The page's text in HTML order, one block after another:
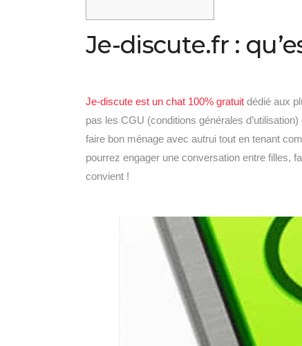
Je-discute.fr :
Je-discute est un chat 100% gratuit dédié aux
pas les CGU (conditions générales
faire bon ménage avec autrui tout en tenant
pourrez engager une conversation entre filles,
convient !